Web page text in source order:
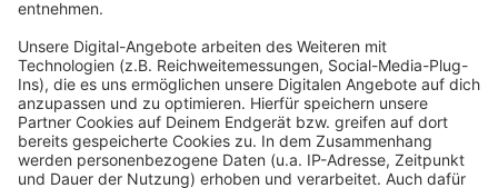
Anzeige
Anzeige